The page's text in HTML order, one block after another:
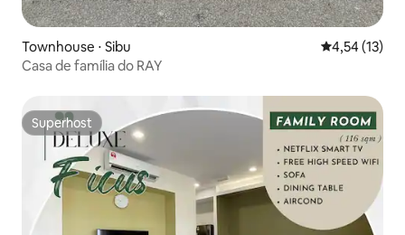
Townhouse ⋅ Sibu 4,54 de uma
4,54 (13)
Casa de família do RAY
Superhost
Superhost